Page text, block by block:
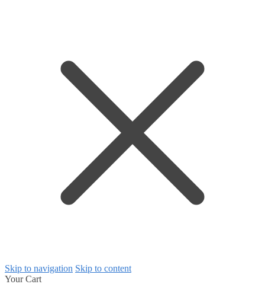
Skip to navigation Skip to content
Your Cart